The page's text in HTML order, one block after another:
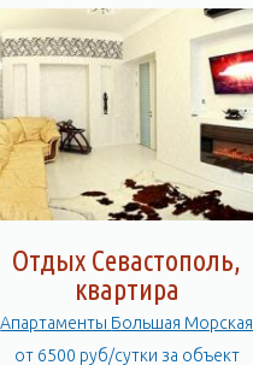
Отдых Севастополь,
квартира
Апартаменты Большая Морская
от 6500 руб/сутки за объект